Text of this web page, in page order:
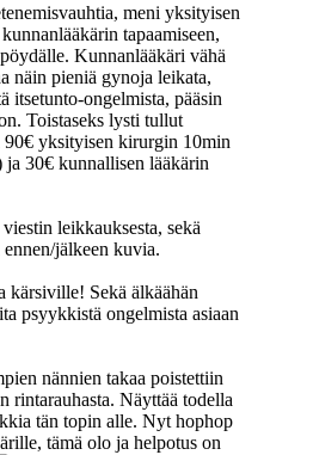
meni yksityisen
tapaamiseen,
Kunnanlääkäri vähä
näin pieniä gynoja leikata,
itsetunto-ongelmista, pääsin
Toistaseks lysti tullut
90€ yksityisen kirurgin 10min
ja 30€ kunnallisen lääkärin
leikkauksesta, sekä
jälkeen kuvia.
kärsiville! Sekä älkäähän
psyykkistä ongelmista asiaan
nännien takaa poistettiin
rintarauhasta. Näyttää todella
tän topin alle. Nyt hophop
tämä olo ja helpotus on